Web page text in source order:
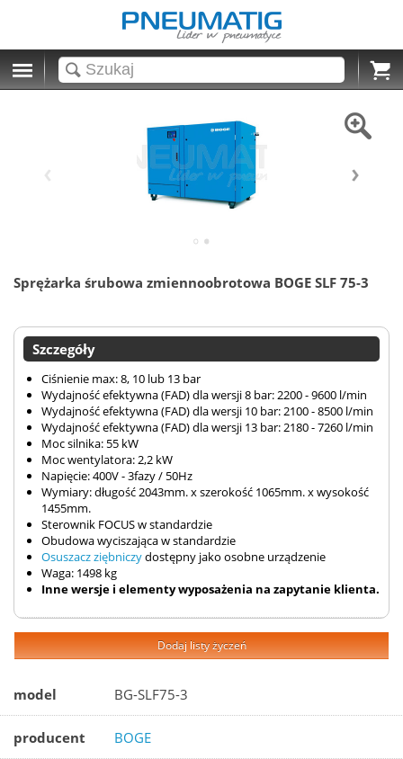
Cart
Sprężarka śrubowa zmiennoobrotowa BOGE SLF 75-3
Szczegóły
Ciśnienie max: 8, 10 lub 13 bar
Wydajność efektywna (FAD) dla wersji 8 bar: 2200 - 9600 l/min
Wydajność efektywna (FAD) dla wersji 10 bar: 2100 - 8500 l/min
Wydajność efektywna (FAD) dla wersji 13 bar: 2180 - 7260 l/min
Moc silnika: 55 kW
Moc wentylatora: 2,2 kW
Napięcie: 400V - 3fazy / 50Hz
Wymiary: długość 2043mm. x szerokość 1065mm. x wysokość
1455mm.
Sterownik FOCUS w standardzie
Obudowa wyciszająca w standardzie
Osuszacz ziębniczydostępny jako osobne urządzenie
Waga: 1498 kg
Inne wersje i elementy wyposażenia na zapytanie klienta.
Dodaj listy życzeń
model BG-SLF75-3
producent BOGE